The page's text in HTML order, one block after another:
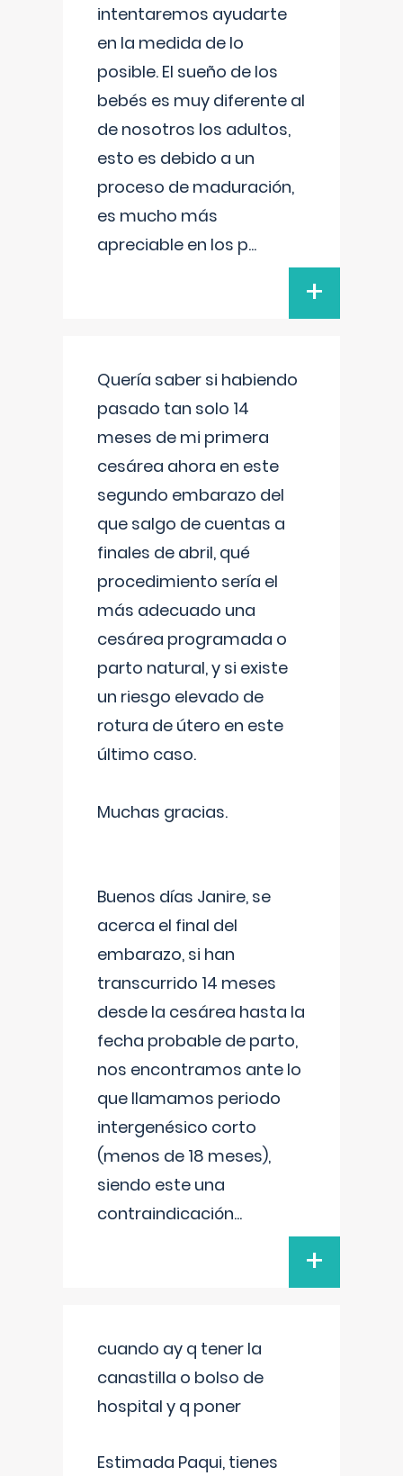
intentaremos ayudarte
en la medida de lo
posible. El sueño de los
bebés es muy diferente al
de nosotros los adultos,
esto es debido a un
proceso de maduración,
es mucho más
apreciable en los p...
+
Quería saber si habiendo
pasado tan solo 14
meses de mi primera
cesárea ahora en este
segundo embarazo del
que salgo de cuentas a
finales de abril, qué
procedimiento sería el
más adecuado una
cesárea programada o
parto natural, y si existe
un riesgo elevado de
rotura de útero en este
último caso.
Muchas gracias.
Buenos días Janire, se
acerca el final del
embarazo, si han
transcurrido 14 meses
desde la cesárea hasta la
fecha probable de parto,
nos encontramos ante lo
que llamamos periodo
intergenésico corto
(menos de 18 meses),
siendo este una
contraindicación...
+
cuando ay q tener la
canastilla o bolso de
hospital y q poner
Estimada Paqui, tienes